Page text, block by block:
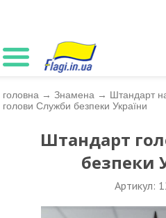
головна →Знамена → Штандарт
голови Служби безпеки України
Штандарт
безпеки
Артикул: